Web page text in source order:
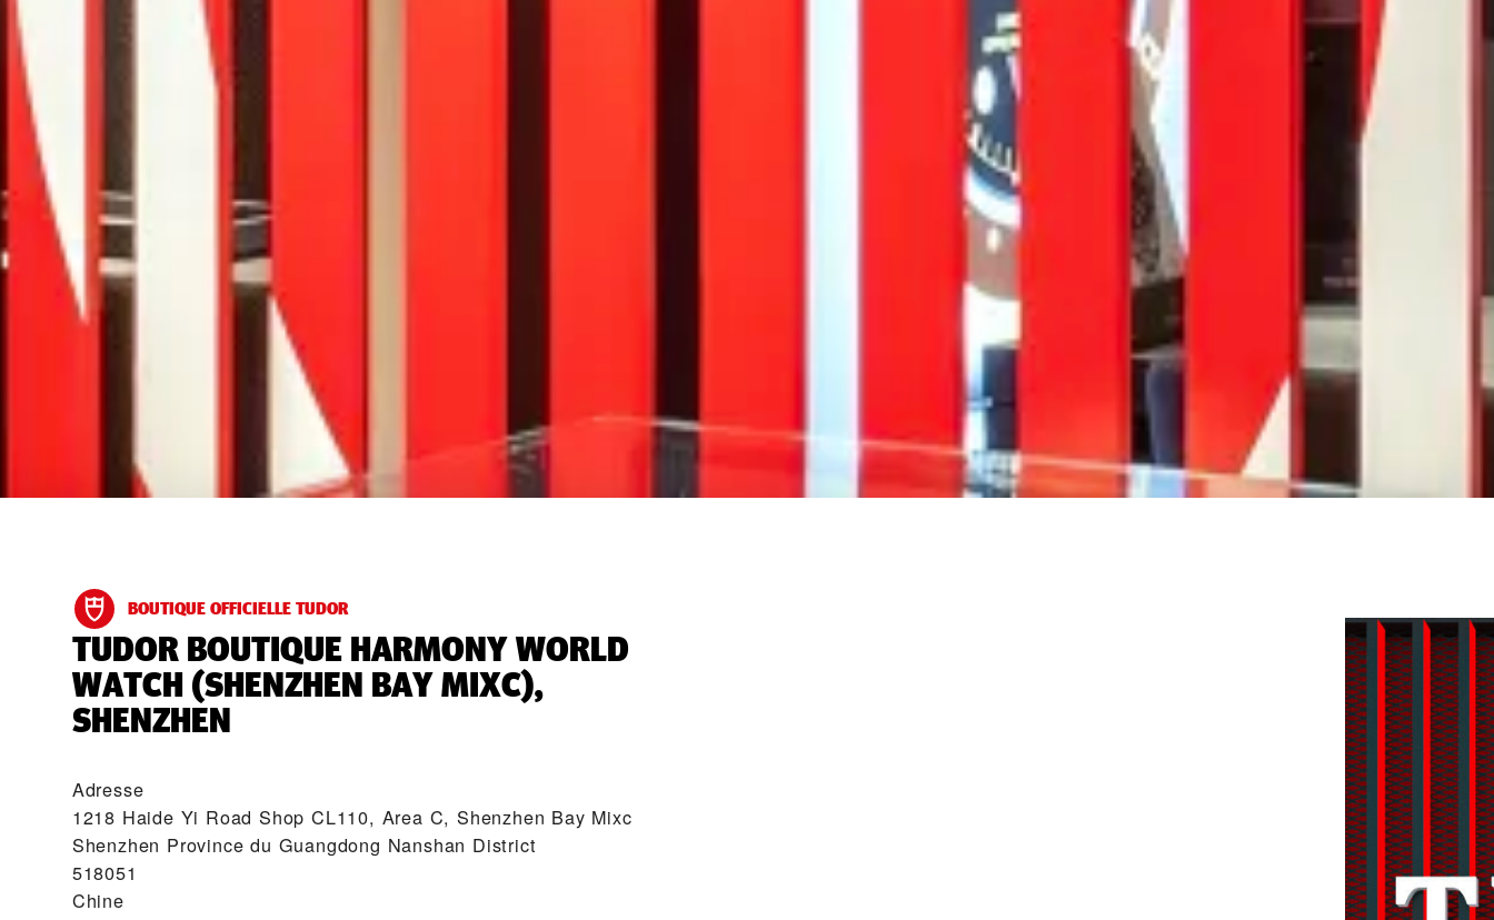
BOUTIQUE OFFICIELLE TUDOR
‭TUDOR BOUTIQUE HARMONY WORLD
WATCH (SHENZHEN BAY MIXC),
SHENZHEN‬
Adresse
1218 Haide Yi Road Shop CL110, Area C, Shenzhen Bay Mixc
Shenzhen Province du Guangdong Nanshan District
518051
Chine